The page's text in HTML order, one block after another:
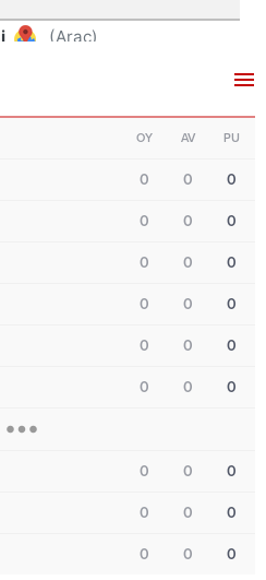
OY AV PU
0 0 0
0 0 0
0 0 0
0 0 0
0 0 0
0 0 0
0 0 0
0 0 0
0 0 0